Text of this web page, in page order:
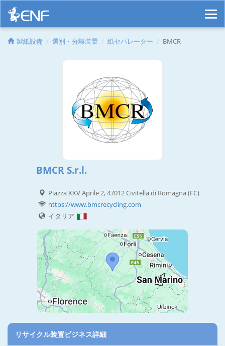
製紙設備 選別・分離装置 紙セパレーター BMCR
BMCR S.r.l.
Piazza XXV Aprile 2, 47012 Civitella di Romagna (FC)
https://www.bmcrecycling.com
イタリア
リサイクル装置ビジネス詳細